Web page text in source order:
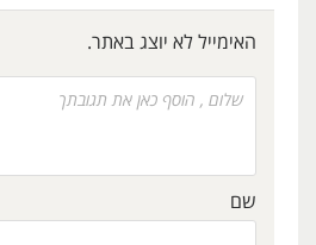
האימייל לא יוצג באתר.
שם